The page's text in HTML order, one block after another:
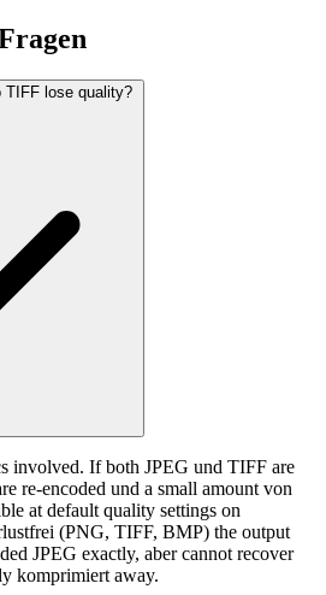
TIFF lose quality?
involved. If both JPEG und TIFF are
re-encoded und a small amount von
at default quality settings on
(PNG, TIFF, BMP) the output
JPEG exactly, aber cannot recover
komprimiert away.